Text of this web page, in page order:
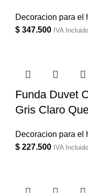
Decoracion para el
$ 347.500 IVA Incluido
Funda Duvet
Gris Claro
Decoracion para el
$ 227.500 IVA Incluido